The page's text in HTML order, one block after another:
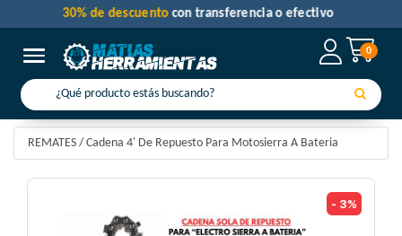
0
Toggle navigation
30% de descuentocon transferencia o efectivo
REMATES / Cadena 4' De Repuesto Para Motosierra A Bateria
- 3%